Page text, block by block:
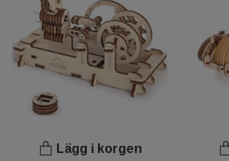
Lägg i korgen